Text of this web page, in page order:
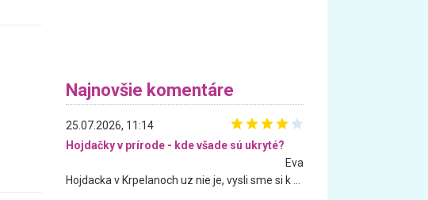
Najnovšie komentáre
25.07.2026, 11:14
Hojdačky v prírode - kde všade sú ukryté?
Eva